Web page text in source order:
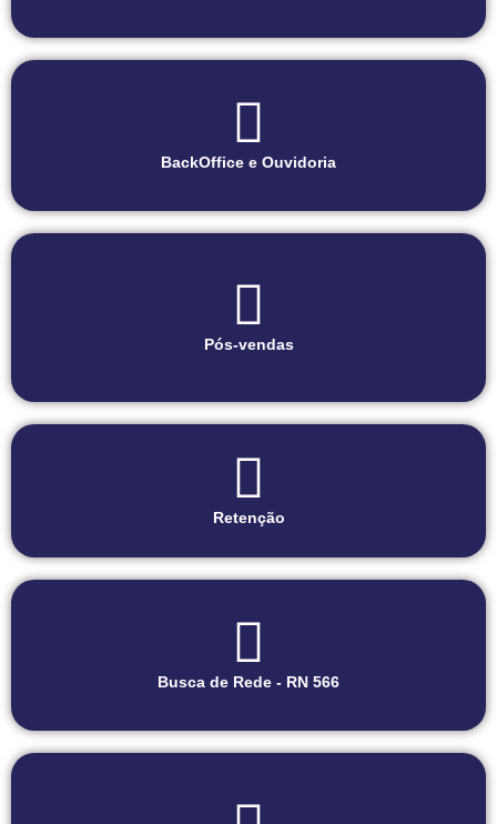
BackOffice e Ouvidoria
Pós-vendas
Retenção
Busca de Rede - RN 566